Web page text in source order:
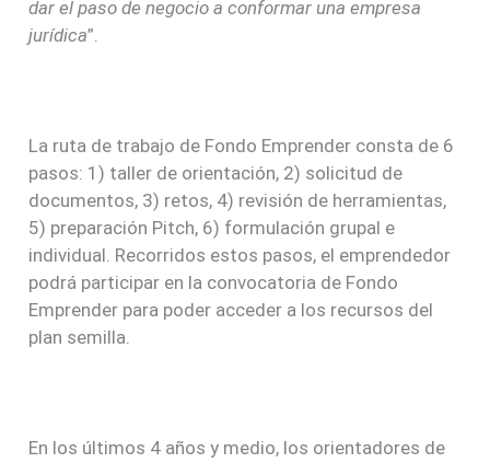
dar el paso de negocio a conformar una empresa
jurídica”.
La ruta de trabajo de Fondo Emprender consta de 6
pasos: 1) taller de orientación, 2) solicitud de
documentos, 3) retos, 4) revisión de herramientas,
5) preparación Pitch, 6) formulación grupal e
individual. Recorridos estos pasos, el emprendedor
podrá participar en la convocatoria de Fondo
Emprender para poder acceder a los recursos del
plan semilla.
En los últimos 4 años y medio, los orientadores de